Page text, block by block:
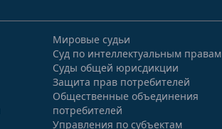
Мировые судьи
Суд по интеллектуальным правам
Суды общей юрисдикции
Защита прав потребителей
Общественные объединения
потребителей
Управления по субъектам